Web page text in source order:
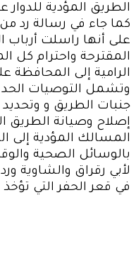
الطريق المؤدية للدوار على
كما جاء في رسالة رد من
على أنها راسلت أرباب
المقترحة واحترام كل
الرامية إلى المحافظة
وتشمل التوصيات الحد
جنبات الطريق و
المسالك المؤدية إلى
بالوسائل الصحية
لأبي رقراق والشاوية
في قعر الحفر التي تؤخذ